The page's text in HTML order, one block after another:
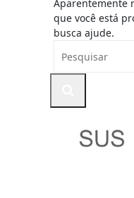
Aparentemente
que você está
busca ajude.